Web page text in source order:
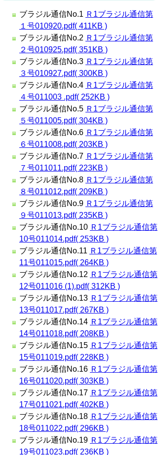
ブラジル通信No.1 Ｒ1ブラジル通信第
１号010920.pdf( 411KB )
ブラジル通信No.2 Ｒ1ブラジル通信第
２号010925.pdf( 351KB )
ブラジル通信No.3 Ｒ1ブラジル通信第
３号010927.pdf( 300KB )
ブラジル通信No.4 Ｒ1ブラジル通信第
４号011003 .pdf( 252KB )
ブラジル通信No.5 Ｒ1ブラジル通信第
５号011005.pdf( 304KB )
ブラジル通信No.6 Ｒ1ブラジル通信第
６号011008.pdf( 203KB )
ブラジル通信No.7 Ｒ1ブラジル通信第
７号011011.pdf( 223KB )
ブラジル通信No.8 Ｒ1ブラジル通信第
８号011012.pdf( 209KB )
ブラジル通信No.9 Ｒ1ブラジル通信第
９号011013.pdf( 235KB )
ブラジル通信No.10 Ｒ1ブラジル通信第
10号011014.pdf( 253KB )
ブラジル通信No.11 Ｒ1ブラジル通信第
11号011015.pdf( 264KB )
ブラジル通信No.12 Ｒ1ブラジル通信第
12号011016 (1).pdf( 312KB )
ブラジル通信No.13 Ｒ1ブラジル通信第
13号011017.pdf( 267KB )
ブラジル通信No.14 Ｒ1ブラジル通信第
14号011018.pdf( 208KB )
ブラジル通信No.15 Ｒ1ブラジル通信第
15号011019.pdf( 228KB )
ブラジル通信No.16 Ｒ1ブラジル通信第
16号011020.pdf( 303KB )
ブラジル通信No.17 Ｒ1ブラジル通信第
17号011021.pdf( 402KB )
ブラジル通信No.18 Ｒ1ブラジル通信第
18号011022.pdf( 296KB )
ブラジル通信No.19 Ｒ1ブラジル通信第
19号011023.pdf( 236KB )